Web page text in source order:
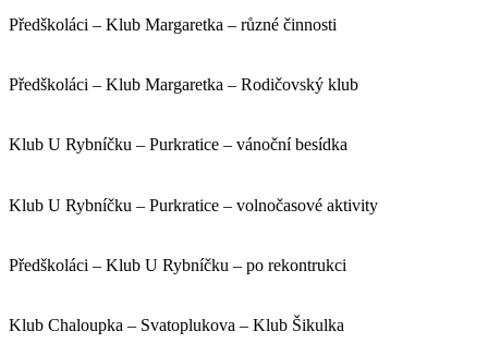
Předškoláci – Klub Margaretka – různé činnosti
Předškoláci – Klub Margaretka – Rodičovský klub
Klub U Rybníčku – Purkratice – vánoční besídka
Klub U Rybníčku – Purkratice – volnočasové aktivity
Předškoláci – Klub U Rybníčku – po rekontrukci
Klub Chaloupka – Svatoplukova – Klub Šikulka